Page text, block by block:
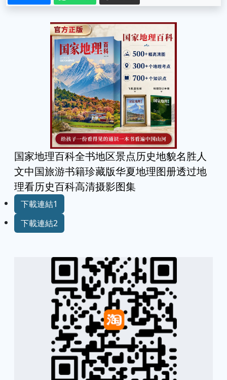
国家地理百科全书地区景点历史地貌名胜人
文中国旅游书籍珍藏版华夏地理图册透过地
理看历史百科高清摄影图集
下載連結1
下載連結2